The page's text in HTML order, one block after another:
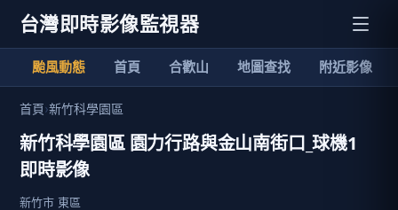
台灣即時影像監視器
颱風動態 首頁 合歡山 地圖查找 附近影像
首頁›新竹科學園區
新竹科學園區 園力行路與金山南街口_球機1
即時影像
新竹市 東區